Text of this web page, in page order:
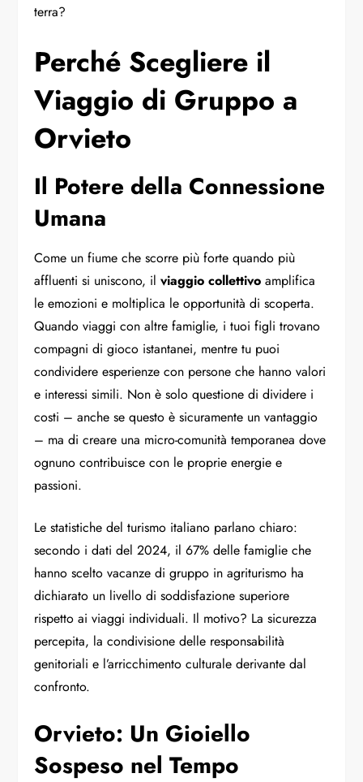
terra?
Perché Scegliere il
Viaggio di Gruppo a
Orvieto
Il Potere della Connessione
Umana
Come un fiume che scorre più forte quando più
affluenti si uniscono, ilviaggio collettivo amplifica
le emozioni e moltiplica le opportunità di scoperta.
Quando viaggi con altre famiglie, i tuoi figli trovano
compagni di gioco istantanei, mentre tu puoi
condividere esperienze con persone che hanno valori
e interessi simili. Non è solo questione di dividere i
costi – anche se questo è sicuramente un vantaggio
– ma di creare una micro-comunità temporanea dove
ognuno contribuisce con le proprie energie e
passioni.
Le statistiche del turismo italiano parlano chiaro:
secondo i dati del 2024, il 67% delle famiglie che
hanno scelto vacanze di gruppo in agriturismo ha
dichiarato un livello di soddisfazione superiore
rispetto ai viaggi individuali. Il motivo? La sicurezza
percepita, la condivisione delle responsabilità
genitoriali e l’arricchimento culturale derivante dal
confronto.
Orvieto: Un Gioiello
Sospeso nel Tempo